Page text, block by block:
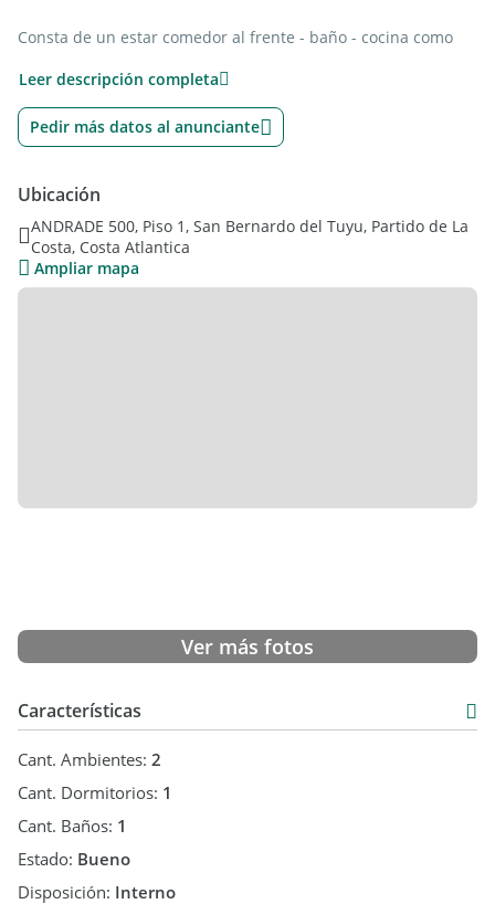
Consta de un estar comedor al frente - baño - cocina como
placard.-
Servicios: gas envasado - agua por bomba - luz y cloacas.-
Expensas super bajas - se vende sin muebles - zona tranquila
- calle de asfalto.-
Para mas información, contáctenos!
Leer descripción completa
Pedir más datos al anunciante
Ubicación
ANDRADE 500, Piso 1, San Bernardo del Tuyu, Partido de La
Costa, Costa Atlantica
Ampliar mapa
Ver más fotos
Características
Cant. Ambientes: 2
Cant. Dormitorios: 1
Cant. Baños: 1
Estado: Bueno
Disposición: Interno